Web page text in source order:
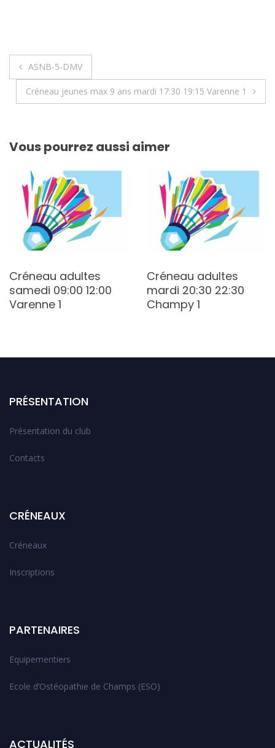
Navigation
de
ASNB-5-DMV
Créneau jeunes max 9 ans mardi 17:30 19:15 Varenne 1
Vous pourrez aussi aimer
Créneau adultes
samedi 09:00 12:00
Varenne 1
Créneau adultes
mardi 20:30 22:30
Champy 1
PRÉSENTATION
Présentation du club
Contacts
CRÉNEAUX
Créneaux
Inscriptions
PARTENAIRES
Equipementiers
Ecole d’Ostéopathie de Champs (ESO)
ACTUALITÉS